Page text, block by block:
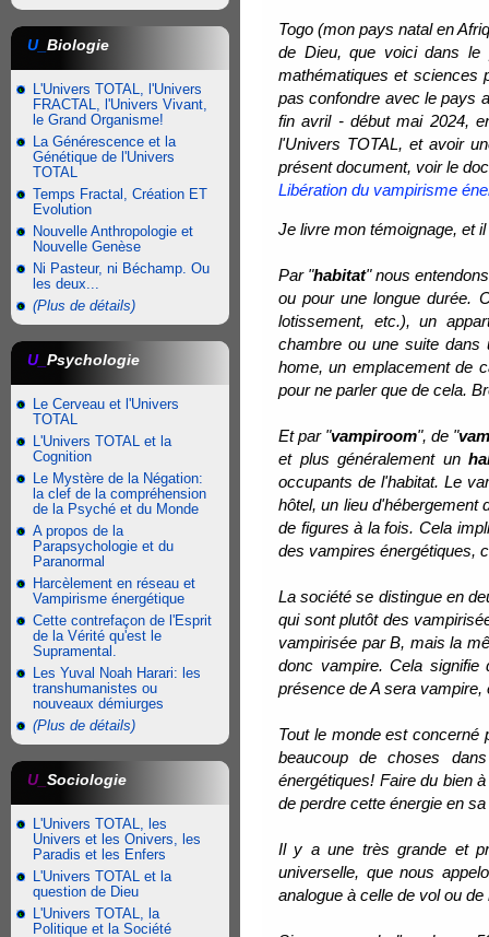
U_ Biologie
L'Univers TOTAL, l'Univers
FRACTAL, l'Univers Vivant,
le Grand Organisme!
La Générescence et la
Génétique de l'Univers
TOTAL
Temps Fractal, Création ET
Evolution
Nouvelle Anthropologie et
Nouvelle Genèse
Ni Pasteur, ni Béchamp. Ou
les deux...
(Plus de détails)
U_ Psychologie
Le Cerveau et l'Univers
TOTAL
L'Univers TOTAL et la
Cognition
Le Mystère de la Négation:
la clef de la compréhension
de la Psyché et du Monde
A propos de la
Parapsychologie et du
Paranormal
Harcèlement en réseau et
Vampirisme énergétique
Cette contrefaçon de l'Esprit
de la Vérité qu'est le
Supramental.
Les Yuval Noah Harari: les
transhumanistes ou
nouveaux démiurges
(Plus de détails)
U_ Sociologie
L'Univers TOTAL, les
Univers et les Onivers, les
Paradis et les Enfers
L'Univers TOTAL et la
question de Dieu
L'Univers TOTAL, la
Politique et la Société
Togo (mon pays natal en
de Dieu, que voici dans le
mathématiques et sciences
pas confondre avec le pays
fin avril - début mai 2024,
l'Univers TOTAL, et avoir
présent document, voir le
Libération du vampirisme
Je livre mon témoignage, et
Par "habitat" nous
ou pour une longue durée.
lotissement, etc.), un
chambre ou une suite dans
home, un emplacement de
pour ne parler que de cela.
Et par "vampiroom", de "
et plus généralement un
occupants de l'habitat. Le
hôtel, un lieu
de figures à la fois. Cela
des vampires énergétiques,
La société se distingue en
qui sont plutôt des
vampirisée par B, mais la
donc vampire. Cela
présence de A sera
Tout le monde est concerné
beaucoup de choses
énergétiques! Faire du bien
de perdre cette énergie en
Il y a une très grande et
universelle, que nous
analogue à celle de vol ou